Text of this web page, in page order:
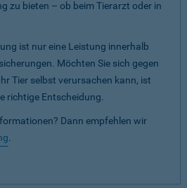
zu bieten – ob beim Tierarzt oder in
ist nur eine Leistung innerhalb
Möchten Sie sich gegen
Tier selbst verursachen kann, ist
richtige Entscheidung.
Dann empfehlen wir
.